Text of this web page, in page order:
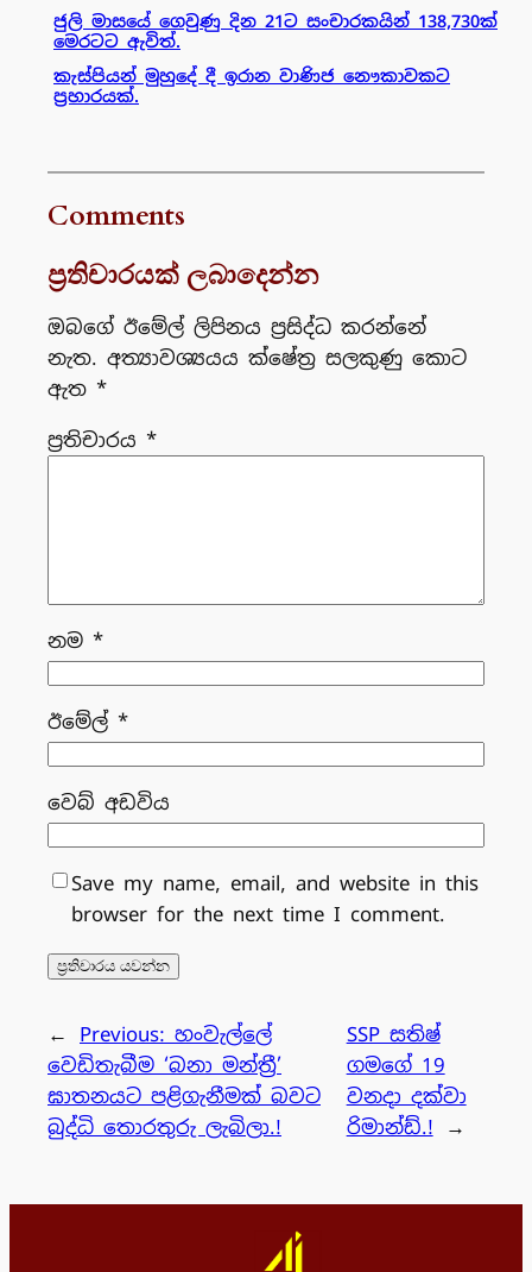
ජුලි මාසයේ ගෙවුණු දින 21ට සංචාරකයින් 138,730ක්
මෙරටට ඇවිත්.
කැස්පියන් මුහුදේ දී ඉරාන වාණිජ නෞකාවකට
ප්‍රහාරයක්.
Comments
ප්‍රතිචාරයක් ලබාදෙන්න
ඔබගේ ඊමේල් ලිපිනය ප්‍රසිද්ධ කරන්නේ
නැත. අත්‍යාවශ්‍යයය ක්ෂේත්‍ර සලකුණු කොට
ඇත *
ප්‍රතිචාරය *
නම *
ඊමේල් *
වෙබ් අඩවිය
Save my name, email, and website in this
browser for the next time I comment.
← Previous: හංවැල්ලේ
වෙඩිතැබීම ‘බනා මන්ත්‍රී’
ඝාතනයට පළිගැනීමක් බවට
බුද්ධි තොරතුරු ලැබිලා.!
SSP සතිෂ්
ගමගේ 19
වනදා දක්වා
රිමාන්ඩ්.!
→